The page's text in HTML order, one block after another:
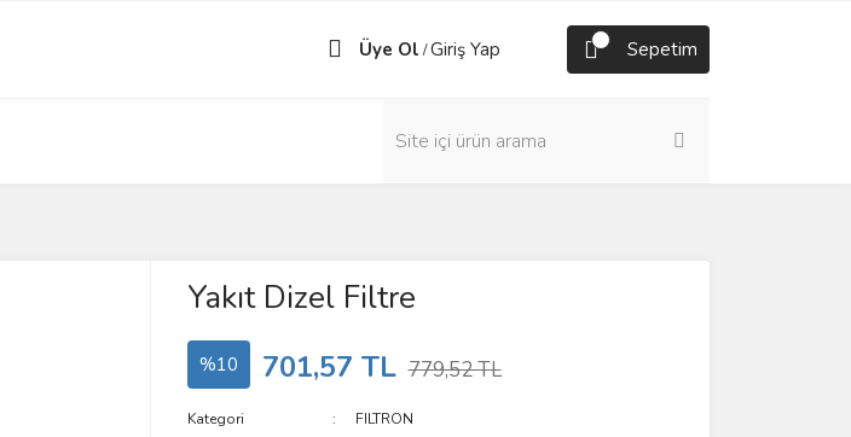
Üye Ol /Giriş Yap Sepetim
Yakıt Dizel Filtre
%10 701,57 TL 779,52 TL
Kategori
FILTRON